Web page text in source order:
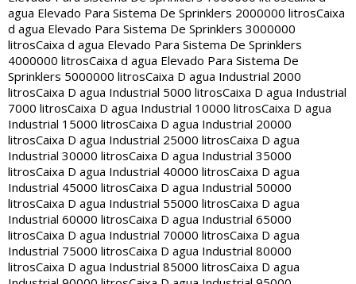
agua Elevado Para Sistema De Sprinklers 2000000 litrosCaixa
d agua Elevado Para Sistema De Sprinklers 3000000
litrosCaixa d agua Elevado Para Sistema De Sprinklers
4000000 litrosCaixa d agua Elevado Para Sistema De
Sprinklers 5000000 litrosCaixa D agua Industrial 2000
litrosCaixa D agua Industrial 5000 litrosCaixa D agua Industrial
7000 litrosCaixa D agua Industrial 10000 litrosCaixa D agua
Industrial 15000 litrosCaixa D agua Industrial 20000
litrosCaixa D agua Industrial 25000 litrosCaixa D agua
Industrial 30000 litrosCaixa D agua Industrial 35000
litrosCaixa D agua Industrial 40000 litrosCaixa D agua
Industrial 45000 litrosCaixa D agua Industrial 50000
litrosCaixa D agua Industrial 55000 litrosCaixa D agua
Industrial 60000 litrosCaixa D agua Industrial 65000
litrosCaixa D agua Industrial 70000 litrosCaixa D agua
Industrial 75000 litrosCaixa D agua Industrial 80000
litrosCaixa D agua Industrial 85000 litrosCaixa D agua